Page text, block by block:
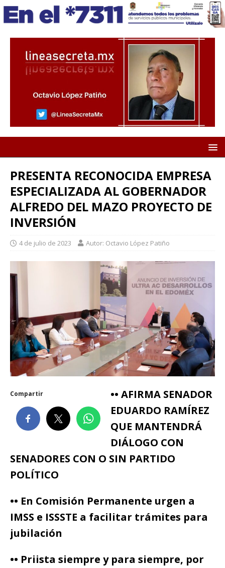
PRESENTA RECONOCIDA EMPRESA
ESPECIALIZADA AL GOBERNADOR
ALFREDO DEL MAZO PROYECTO DE
INVERSIÓN
4 de julio de 2023 Autor: Octavio López Patiño
Compartir
•• AFIRMA SENADOR
EDUARDO RAMÍREZ
QUE MANTENDRÁ
DIÁLOGO CON
SENADORES CON O SIN PARTIDO
POLÍTICO
•• En Comisión Permanente urgen a
IMSS e ISSSTE a facilitar trámites para
jubilación
•• Priista siempre y para siempre, por